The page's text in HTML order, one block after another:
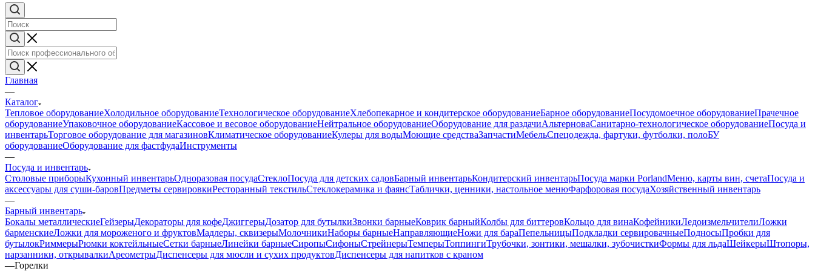
Главная
—
Каталог
Тепловое оборудованиеХолодильное оборудованиеТехнологическое оборудованиеХлебопекарное и кондитерское оборудованиеБарное оборудованиеПосудомоечное оборудованиеПрачечное
оборудованиеУпаковочное оборудованиеКассовое и весовое оборудованиеНейтральное оборудованиеОборудование для раздачиАльтерноваСанитарно-технологическое оборудованиеПосуда и
инвентарьТорговое оборудование для магазиновКлиматическое оборудованиеКулеры для водыМоющие средстваЗапчастиМебельСпецодежда, фартуки, футболки, полоБУ
оборудованиеОборудование для фастфудаИнструменты
—
Посуда и инвентарь
Столовые приборыКухонный инвентарьОдноразовая посудаСтеклоПосуда для детских садовБарный инвентарьКондитерский инвентарьПосуда марки PorlandМеню, карты вин, счетаПосуда и
аксессуары для суши-баровПредметы сервировкиРесторанный текстильСтеклокерамика и фаянсТаблички, ценники, настольное менюФарфоровая посудаХозяйственный инвентарь
—
Барный инвентарь
Бокалы металлическиеГейзерыДекораторы для кофеДжиггерыДозатор для бутылкиЗвонки барныеКоврик барныйКолбы для биттеровКольцо для винаКофейникиЛедоизмельчителиЛожки
барменскиеЛожки для мороженого и фруктовМадлеры, сквизерыМолочникиНаборы барныеНаправляющиеНожи для бараПепельницыПодкладки сервировачныеПодносыПробки для
бутылокРиммерыРюмки коктейльныеСетки барныеЛинейки барныеСиропыСифоныСтрейнерыТемперыТоппингиТрубочки, зонтики, мешалки, зубочисткиФормы для льдаШейкерыШтопоры,
нарзанники, открывалкиАреометрыДиспенсеры для мюсли и сухих продуктовДиспенсеры для напитков с краном
—Горелки